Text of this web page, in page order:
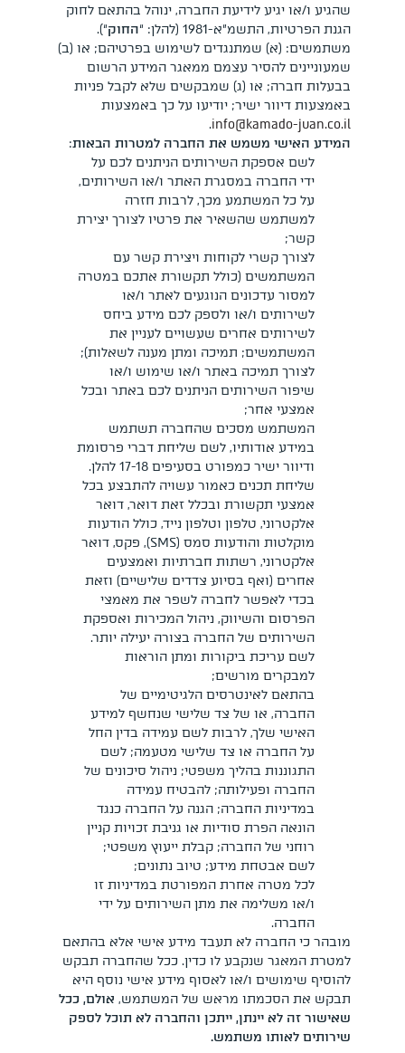
שהגיע ו/או יגיע לידיעת החברה, ינוהל בהתאם לחוק
הגנת הפרטיות, התשמ”א-1981 (להלן: “
החוק“).
משתמשים: (א) שמתנגדים לשימוש בפרטיהם; או (ב)
שמעוניינים להסיר עצמם ממאגר המידע הרשום
בבעלות חברה; או (ג) שמבקשים שלא לקבל פניות
באמצעות דיוור ישיר; יודיעו על כך באמצעות
info@kamado-juan.co.il
.
המידע האישי משמש את החברה למטרות הבאות:
לשם אספקת השירותים הניתנים לכם על
ידי החברה במסגרת האתר ו/או השירותים,
על כל המשתמע מכך, לרבות חזרה
למשתמש שהשאיר את פרטיו לצורך יצירת
קשר;
לצורך קשרי לקוחות ויצירת קשר עם
המשתמשים (כולל תקשורת אתכם במטרה
למסור עדכונים הנוגעים לאתר ו/או
לשירותים ו/או ולספק לכם מידע ביחס
לשירותים אחרים שעשויים לעניין את
המשתמשים; תמיכה ומתן מענה לשאלות);
לצורך תמיכה באתר ו/או שימוש ו/או
שיפור השירותים הניתנים לכם באתר ובכל
אמצעי אחר;
המשתמש מסכים שהחברה תשתמש
במידע אודותיו, לשם שליחת דברי פרסומת
ודיוור ישיר כמפורט בסעיפים ‎17-‎18 להלן.
שליחת תכנים כאמור עשויה להתבצע בכל
אמצעי תקשורת ובכלל זאת דואר, דואר
אלקטרוני, טלפון וטלפון נייד, כולל הודעות
מוקלטות והודעות סמס (SMS), ‏פקס, דואר
אלקטרוני, רשתות חברתיות ואמצעים
אחרים (ואף בסיוע צדדים שלישיים)‏‎ וזאת
בכדי לאפשר לחברה לשפר את מאמצי
הפרסום והשיווק, ניהול המכירות ואספקת
השירותים של החברה בצורה יעילה יותר.
לשם עריכת ביקורות ומתן הוראות
למבקרים מורשים;
בהתאם לאינטרסים הלגיטימיים של
החברה, או של צד שלישי שנחשף למידע
האישי שלך, לרבות לשם עמידה בדין החל
על החברה או צד שלישי מטעמה; לשם
התגוננות בהליך משפטי; ניהול סיכונים של
החברה ופעילותה; להבטיח עמידה
במדיניות החברה; הגנה על החברה כנגד
הונאה הפרת סודיות או גניבת זכויות קניין
רוחני של החברה; קבלת ייעוץ משפטי;
לשם אבטחת מידע; טיוב נתונים;
לכל מטרה אחרת המפורטת במדיניות זו
ו/או משלימה את מתן השירותים על ידי
החברה.
מובהר כי החברה לא תעבד מידע אישי אלא בהתאם
למטרת המאגר שנקבע לו כדין. ככל שהחברה תבקש
להוסיף שימושים ו/או לאסוף מידע אישי נוסף היא
תבקש את הסכמתו מראש של המשתמש, אולם, ככל
שאישור זה לא יינתן, ייתכן והחברה לא תוכל לספק
שירותים לאותו משתמש.